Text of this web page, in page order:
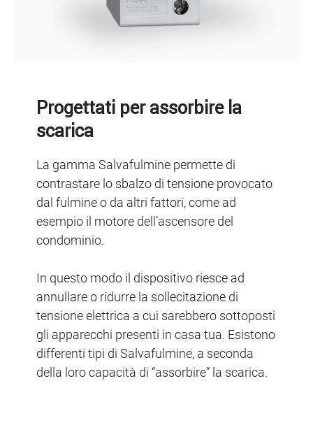
Progettati per assorbire la
scarica
La gamma Salvafulmine permette di
contrastare lo sbalzo di tensione provocato
dal fulmine o da altri fattori, come ad
esempio il motore dell’ascensore del
condominio.
In questo modo il dispositivo riesce ad
annullare o ridurre la sollecitazione di
tensione elettrica a cui sarebbero sottoposti
gli apparecchi presenti in casa tua. Esistono
differenti tipi di Salvafulmine, a seconda
della loro capacità di “assorbire” la scarica.